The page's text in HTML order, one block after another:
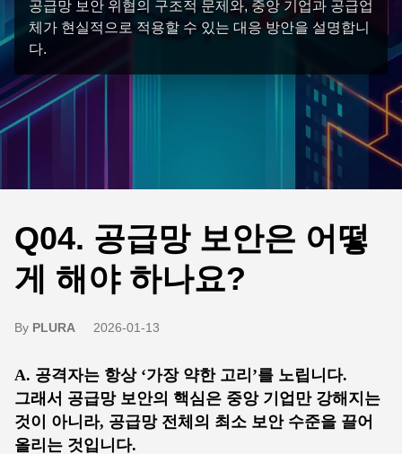
공급망 보안 위협의 구조적 문제와, 중앙 기업과 공급업
체가 현실적으로 적용할 수 있는 대응 방안을 설명합니
다.
Q04. 공급망 보안은 어떻
게 해야 하나요?
By PLURA 2026-01-13
A. 공격자는 항상 ‘가장 약한 고리’를 노립니다.
그래서 공급망 보안의 핵심은 중앙 기업만 강해지는
것이 아니라, 공급망 전체의 최소 보안 수준을 끌어
올리는 것입니다.